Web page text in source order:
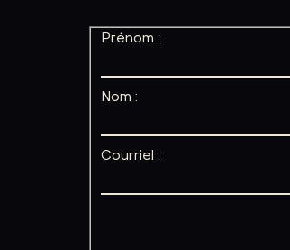
Prénom :
Nom :
Courriel :